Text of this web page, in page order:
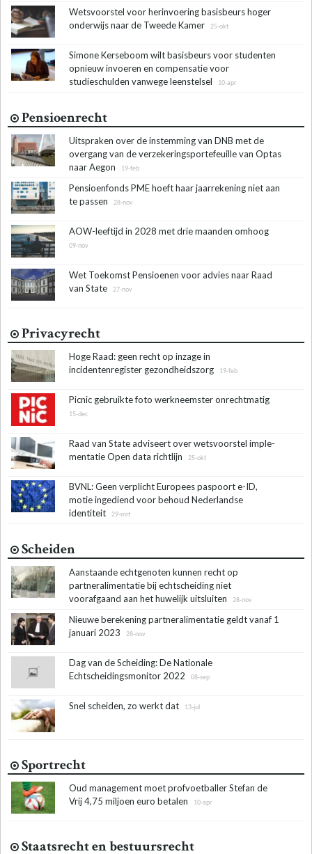
Wetsvoorstel voor herinvoering basisbeurs hoger
onderwijs naar de Tweede Kamer
25-okt
Simone Kerseboom wilt basisbeurs voor studenten
opnieuw invoeren en compensatie voor
studieschulden vanwege leenstelsel
10-apr
Pensioenrecht
Uitspraken over de instemming van DNB met de
overgang van de verzekeringsportefeuille van Optas
naar Aegon
19-feb
Pensioenfonds PME hoeft haar jaarrekening niet aan
te passen
28-nov
AOW-leeftijd in 2028 met drie maanden omhoog
09-nov
Wet Toekomst Pensioenen voor advies naar Raad
van State
27-nov
Privacyrecht
Hoge Raad: geen recht op inzage in
incidentenregister gezondheidszorg
19-feb
Picnic gebruikte foto werkneemster onrechtmatig
15-dec
Raad van State adviseert over wets­voor­stel im­ple­
men­ta­tie Open data richt­lijn
25-okt
BVNL: Geen verplicht Europees paspoort e-ID,
motie ingediend voor behoud Nederlandse
identiteit
29-mrt
Scheiden
Aanstaande echtgenoten kunnen recht op
partneralimentatie bij echtscheiding niet
voorafgaand aan het huwelijk uitsluiten
28-nov
Nieuwe berekening partneralimentatie geldt vanaf 1
januari 2023
28-nov
Dag van de Scheiding: De Nationale
Echtscheidingsmonitor 2022
08-sep
Snel scheiden, zo werkt dat 13-jul
Sportrecht
Oud management moet profvoetballer Stefan de
Vrij 4,75 miljoen euro betalen
10-apr
Staatsrecht en bestuursrecht